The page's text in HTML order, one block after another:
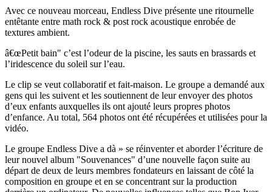
Avec ce nouveau morceau, Endless Dive présente une ritournelle
entêtante entre math rock & post rock acoustique enrobée de
textures ambient.
â€œPetit bain" c’est l’odeur de la piscine, les sauts en brassards et
l’iridescence du soleil sur l’eau.
Le clip se veut collaboratif et fait-maison. Le groupe a demandé aux
gens qui les suivent et les soutiennent de leur envoyer des photos
d’eux enfants auxquelles ils ont ajouté leurs propres photos
d’enfance. Au total, 564 photos ont été récupérées et utilisées pour la
vidéo.
Le groupe Endless Dive a dà » se réinventer et aborder l’écriture de
leur nouvel album "Souvenances" d’une nouvelle façon suite au
départ de deux de leurs membres fondateurs en laissant de côté la
composition en groupe et en se concentrant sur la production